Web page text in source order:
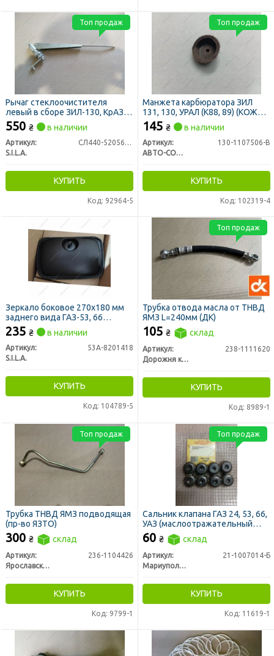
Рычаг стеклоочистителя
левый в сборе ЗИЛ-130, КрАЗ
(СТМ S.I.L.A.)
550 ₴ в наличии
Артикул:
СЛ440-5205600-В
S.I.L.A.
КУПИТЬ
Код: 92964-5
Топ продаж
Манжета карбюратора ЗИЛ
131, 130, УРАЛ (К88, 89) (КОЖА)
(ускорительного насоса)
145 ₴ в наличии
Артикул:
130-1107506-В
АВТО-СОЮЗ 88
КУПИТЬ
Код: 102319-4
Топ продаж
Зеркало боковое 270х180 мм
заднего вида ГАЗ-53, 66
широкоугольное
235 ₴ в наличии
Артикул:
53А-8201418
S.I.L.A.
КУПИТЬ
Код: 104789-5
Трубка отвода масла от ТНВД
ЯМЗ L=240мм (ДК)
105 ₴ склад
Артикул:
238-1111620
Дорожня карта
КУПИТЬ
Код: 8989-1
Топ продаж
Трубка ТНВД ЯМЗ подводящая
(пр-во ЯЗТО)
300 ₴ склад
Артикул:
236-1104426
Ярославский завод технологической оснастки
КУПИТЬ
Код: 9799-1
Топ продаж
Сальник клапана ГАЗ 24, 53, 66,
УАЗ (маслоотражательный
колпачек к-т 8 шт, 2468) (пр-во
Каучук Мариуполь РТИ)
60 ₴ склад
Артикул:
21-1007014-Б
Мариуполь РТИ
КУПИТЬ
Код: 11619-1
Топ продаж